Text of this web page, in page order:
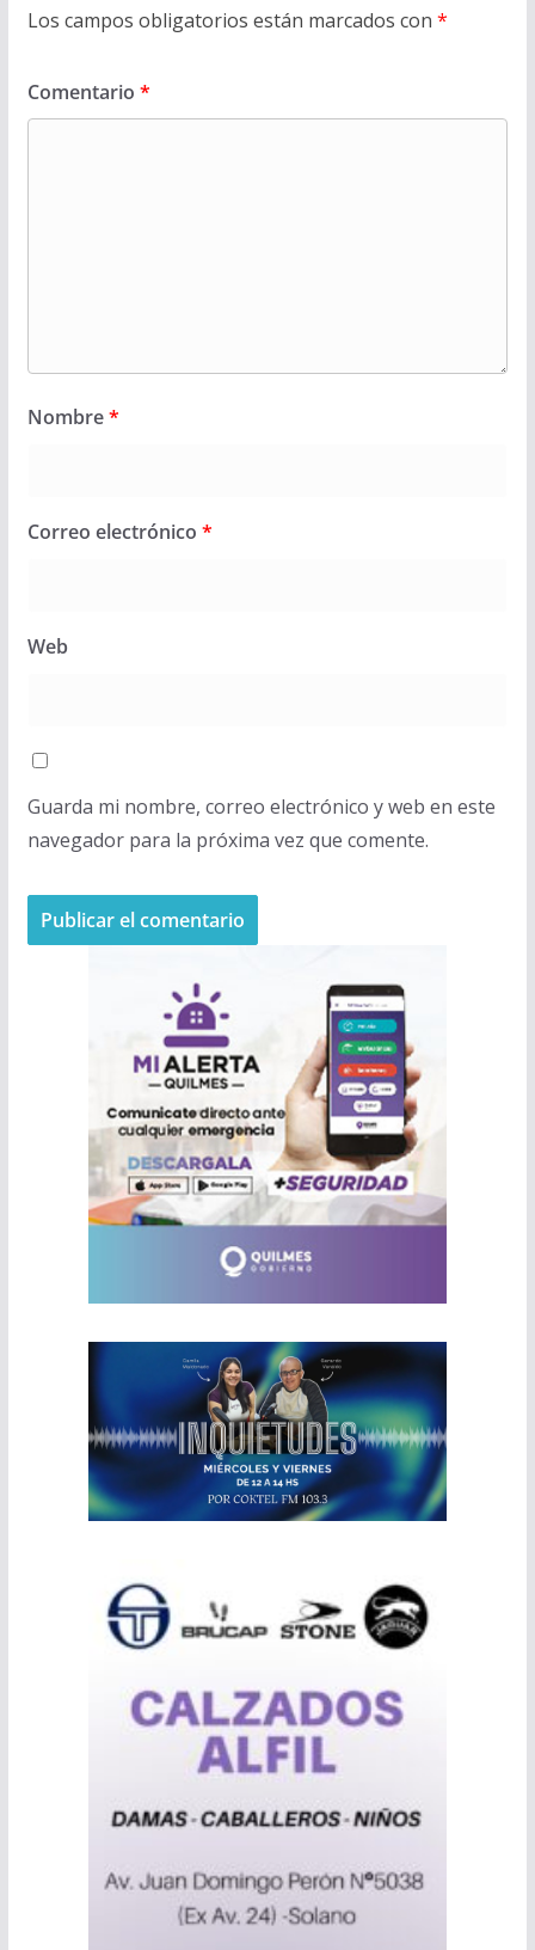
Los campos obligatorios están marcados con *
Comentario *
Nombre*
Correo electrónico *
Web
Guarda mi nombre, correo electrónico y web en este
navegador para la próxima vez que comente.